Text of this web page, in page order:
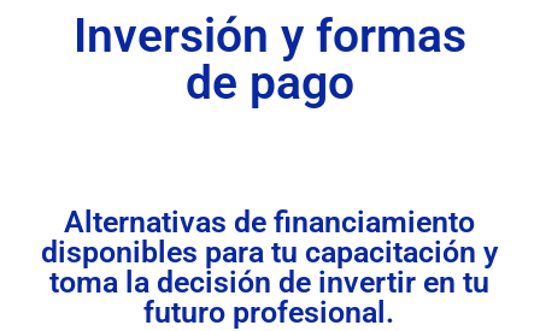
Inversión y formas
de pago
Alternativas de financiamiento
disponibles para tu capacitación y
toma la decisión de invertir en tu
futuro profesional.